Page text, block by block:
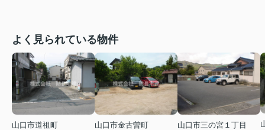
よく見られている物件
山口市道祖町
山口市金古曽町
山口市三の宮１丁目